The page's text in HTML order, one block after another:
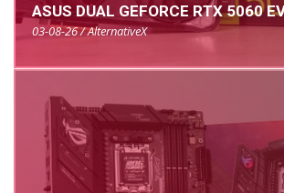
ASUS DUAL GEFORCE RTX 5060
03-08-26 / AlternativeX